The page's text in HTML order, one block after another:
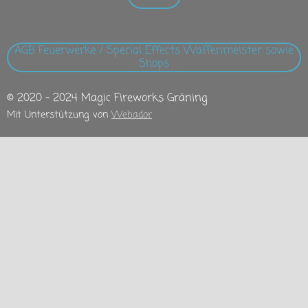
AGB Feuerwerke / Special Effects Waffenmeister sowie
Shops
© 2020 - 2024 Magic Fireworks Gräning
Mit Unterstützung vonWebador